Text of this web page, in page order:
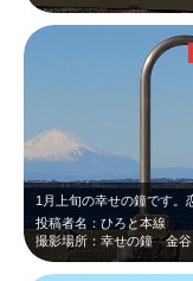
投稿者名：ひろと本線
撮影場所：幸せの鐘 金谷